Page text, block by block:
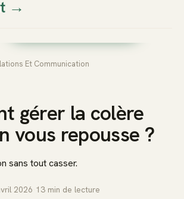
Prendre rendez-vous dès
→
Et Communication
gérer la colère
vous repousse ?
sans tout casser.
2026 13 min de lecture